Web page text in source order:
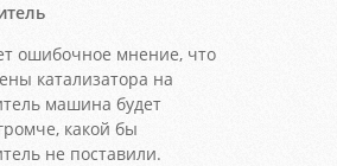
ошибочное мнение, что
катализатора на
машина будет
какой бы
не поставили.